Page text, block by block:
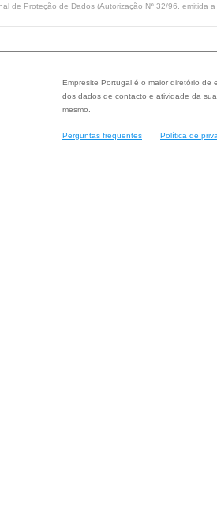
de Proteção de Dados (Autorização Nº 32/96, emitida a
Empresite Portugal é o maior diretório
dos dados de contacto e atividade da
mesmo.
Perguntas frequentes Política de